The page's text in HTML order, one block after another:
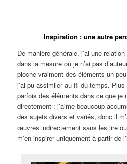
Inspiration : une autre
De manière générale, j’ai une
dans la mesure où je n’ai pas
pioche vraiment des éléments un
j’ai pu assimiler au fil du temps.
parfois des éléments dans ce que je
directement : j’aime beaucoup
des sujets divers et variés, donc il
œuvres indirectement sans les lire
m’en inspirer uniquement à partir de